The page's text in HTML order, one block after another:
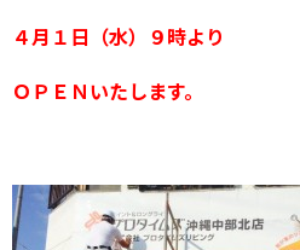
４月１日（水）９時より
ＯＰＥＮいたします。